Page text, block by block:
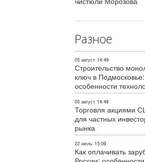
Разное
05 август 14:49
Строительство
ключ в
особенности
05 август 14:48
Торговля акциями
для частных
рынка
22 июль 15:09
Как оплачивать